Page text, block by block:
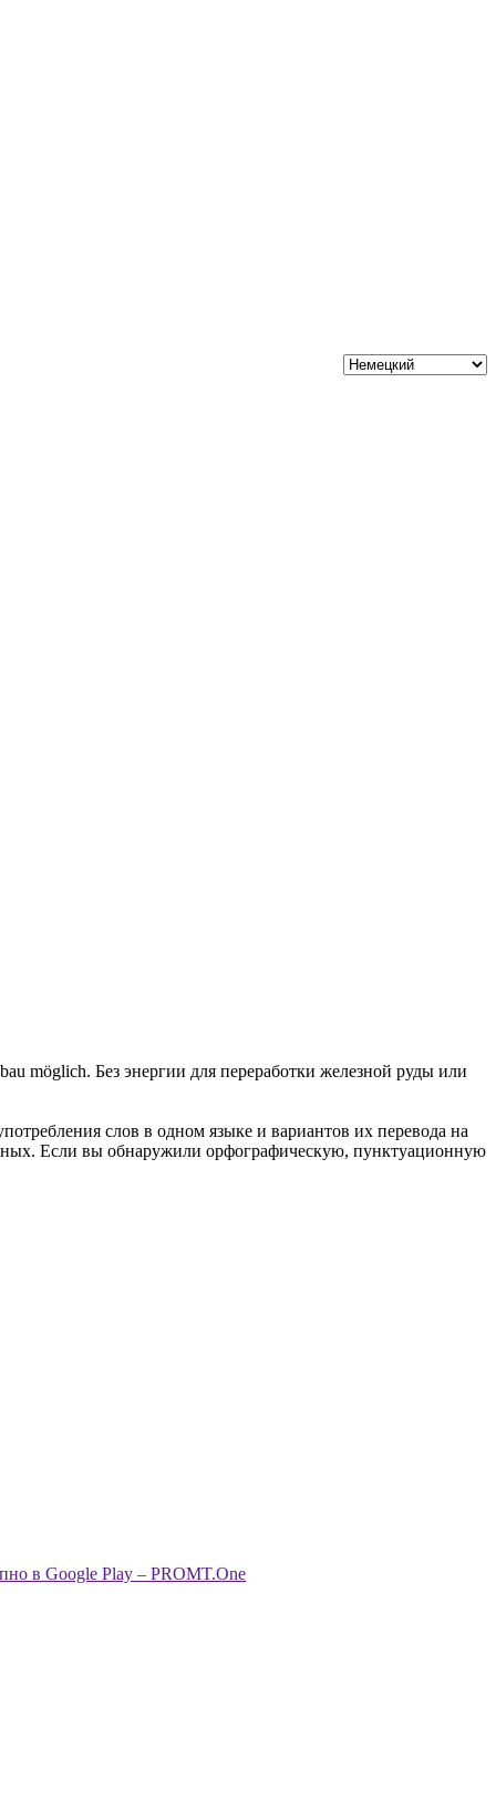
möglich. Без энергии для переработки железной руды или
слов в одном языке и вариантов их перевода на
Если вы обнаружили орфографическую, пунктуационную